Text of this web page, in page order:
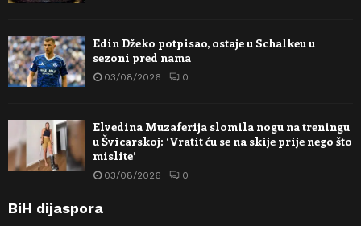
Edin Džeko potpisao, ostaje u Schalkeu u
sezoni pred nama
03/08/2026 0
Elvedina Muzaferija slomila nogu na treningu
u Švicarskoj: ‘Vratit ću se na skije prije nego što
mislite’
03/08/2026 0
BiH dijaspora